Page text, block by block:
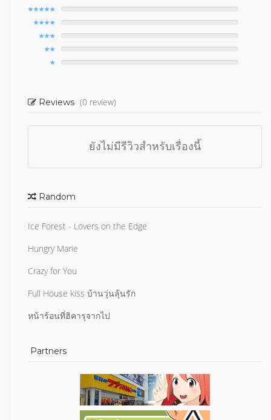
Reviews (0 review)
ยังไม่มีรีวิวสำหรับเรื่องนี้
Random
Ice Forest - Lovers on the Edge
Hungry Marie
Crazy for You
Full House kiss บ้านวุ่นลุ้นรัก
หน้าร้อนที่ฮิคารุจากไป
Partners